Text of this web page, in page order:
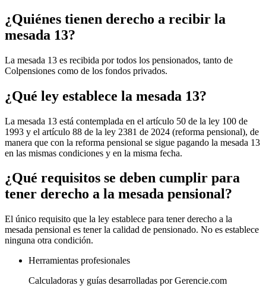
¿Quiénes tienen derecho a recibir la
mesada 13?
La mesada 13 es recibida por todos los pensionados, tanto de
Colpensiones como de los fondos privados.
¿Qué ley establece la mesada 13?
La mesada 13 está contemplada en el artículo 50 de la ley 100 de
1993 y el artículo 88 de la ley 2381 de 2024 (reforma pensional), de
manera que con la reforma pensional se sigue pagando la mesada 13
en las mismas condiciones y en la misma fecha.
¿Qué requisitos se deben cumplir para
tener derecho a la mesada pensional?
El único requisito que la ley establece para tener derecho a la
mesada pensional es tener la calidad de pensionado. No es establece
ninguna otra condición.
Herramientas profesionales
Calculadoras y guías desarrolladas por Gerencie.com